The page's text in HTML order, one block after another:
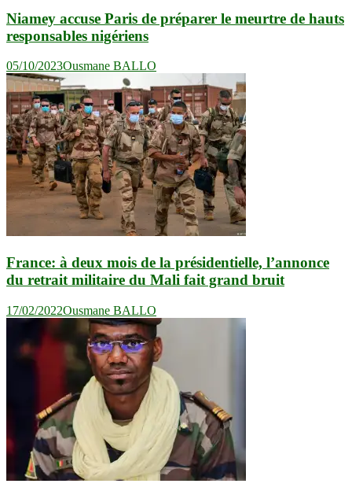
Niamey accuse Paris de préparer le meurtre de hauts
responsables nigériens
05/10/2023Ousmane BALLO
France: à deux mois de la présidentielle, l’annonce
du retrait militaire du Mali fait grand bruit
17/02/2022Ousmane BALLO